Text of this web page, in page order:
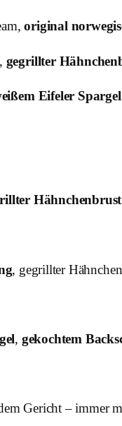
original
gegrillter
Eifeler Spargel
Hähnchenbrust
, gegrillter
, gekochtem
Gericht – immer